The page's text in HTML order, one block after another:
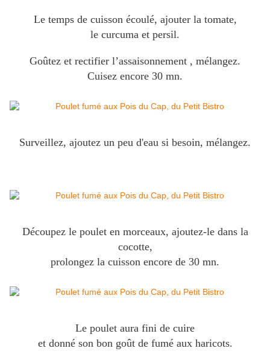
Le temps de cuisson écoulé, ajouter la tomate,
le curcuma et persil.
Goûtez et rectifier l’assaisonnement , mélangez.
Cuisez encore 30 mn.
Surveillez, ajoutez un peu d'eau si besoin, mélangez.
Découpez le poulet en morceaux, ajoutez-le dans la
cocotte,
prolongez la cuisson encore de 30 mn.
Le poulet aura fini de cuire
et donné son bon goût de fumé aux haricots.